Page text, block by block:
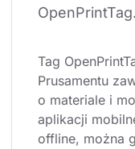
OpenPrintTag.
Tag
Prusamentu
o materiale i
aplikacji
offline, można